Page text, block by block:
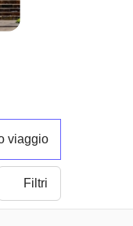
viaggio
Filtri